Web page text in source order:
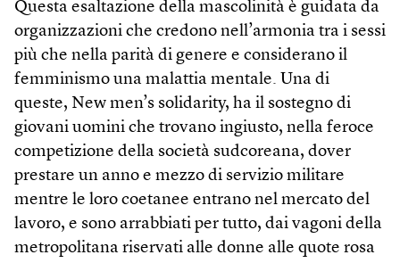
Questa esaltazione della mascolinità è guidata da
organizzazioni che credono nell’armonia tra i sessi
più che nella parità di genere e considerano il
femminismo una malattia mentale. Una di
queste, New men’s solidarity, ha il sostegno di
giovani uomini che trovano ingiusto, nella feroce
competizione della società sud­coreana, dover
prestare un anno e mezz­o di servizio militare
mentre le loro coetanee entrano nel mercato del
lavoro, e sono arrabbiati per tutto, dai vagoni della
metropolitana riservati alle donne alle quote rosa